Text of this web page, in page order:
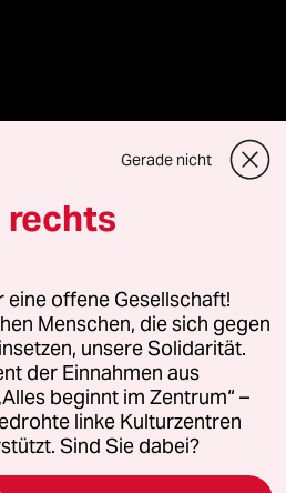
GmbH
Fragen oder für Genehmigungen
Kommune-Richtlinien
Impressum AGB
Gerade nicht
rechts
offene Gesellschaft!
Menschen, die sich gegen
unsere Solidarität.
der Einnahmen aus
beginnt im Zentrum“ –
linke Kulturzentren
Sind Sie dabei?